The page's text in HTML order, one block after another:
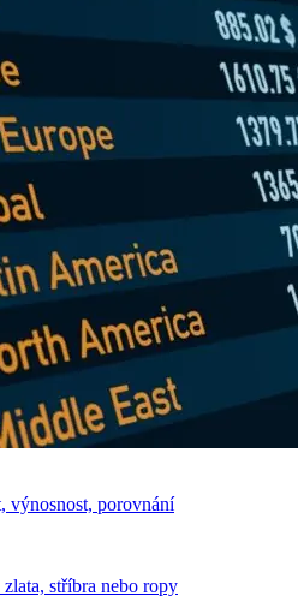
výnosnost, porovnání
stříbra nebo ropy